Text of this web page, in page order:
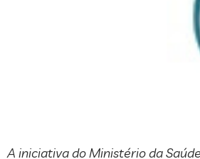
A iniciativa do Ministério da